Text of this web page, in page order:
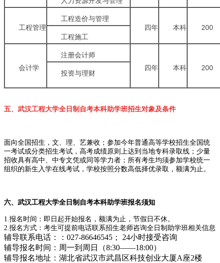
工程管理
工程造价与管理
四年
本科
200
工程施工
会计学
注册会计师
四年
本科 200
投资与理财
五、武汉工程大学全日制自考本科助学班招生对象及条件
面向全国招生，文、理、艺兼收；参加今年普通高等学校招生全国统
一考试或分类招生考试，高考成绩原则上达到当地专科录取线；少量
招收具有高中、中专文凭或同等学力者；所有考生均须参加学校统一
组织的新生入学在线考试，学校按照分数高低择优录取，额满为止。
六、武汉工程大学全日制自考本科助学班报名须知
1.报名时间：即日起开始报名，额满为止，节假日不休。
2.报名方式：考生可提前电话联系招生老师咨询全日制助学班相关信息
辅导联系电话：：027-86646545； 24小时接受咨询
辅导报名时间：周一到周日（8:30——18:00）
辅导报名地址：湖北省武汉市武昌区科技创业大厦A座2楼